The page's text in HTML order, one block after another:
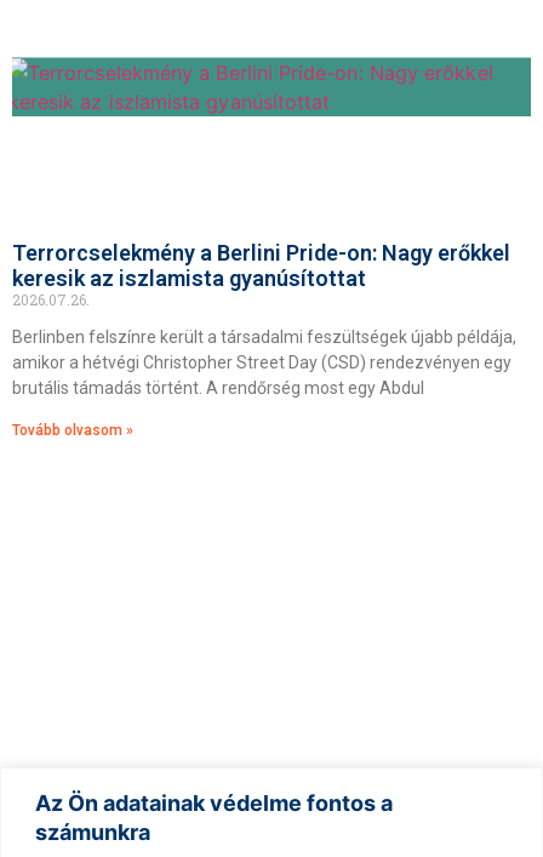
Az Ön adatainak védelme fontos a
számunkra
Terrorcselekmény a Berlini Pride-on: Nagy erőkkel
keresik az iszlamista gyanúsítottat
2026.07.26.
Berlinben felszínre került a társadalmi feszültségek újabb példája,
amikor a hétvégi Christopher Street Day (CSD) rendezvényen egy
brutális támadás történt. A rendőrség most egy Abdul
Tovább olvasom »
2026.07.25.
Kronstorf, egy kis osztrák település, ahol néhány éve még csak pár